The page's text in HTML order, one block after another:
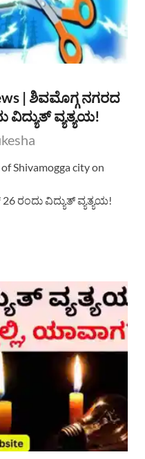
| ಶಿವಮೊಗ್ಗ ನಗರದ
ವ್ಯತ್ಯಯ!
Shivamogga city on
ರಂದು ವಿದ್ಯುತ್ ವ್ಯತ್ಯಯ!